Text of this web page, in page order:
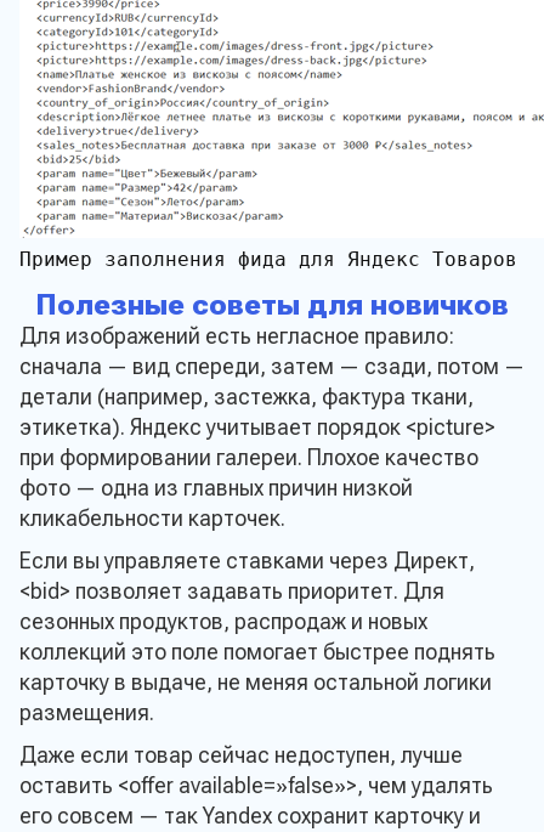
Пример заполнения фида для Яндекс Товаров
Полезные советы для новичков
Для изображений есть негласное правило:
сначала — вид спереди, затем — сзади, потом —
детали (например, застежка, фактура ткани,
этикетка). Яндекс учитывает порядок <picture>
при формировании галереи. Плохое качество
фото — одна из главных причин низкой
кликабельности карточек.
Если вы управляете ставками через Директ,
<bid> позволяет задавать приоритет. Для
сезонных продуктов, распродаж и новых
коллекций это поле помогает быстрее поднять
карточку в выдаче, не меняя остальной логики
размещения.
Даже если товар сейчас недоступен, лучше
оставить <offer available=»false»>, чем удалять
его совсем — так Yandex сохранит карточку и